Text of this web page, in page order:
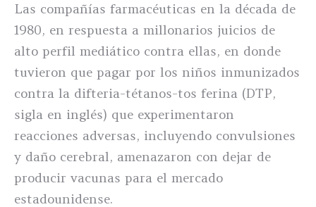
Las compañías farmacéuticas en la década de
1980, en respuesta a millonarios juicios de
alto perfil mediático contra ellas, en donde
tuvieron que pagar por los niños inmunizados
contra la difteria-tétanos-tos ferina (DTP,
sigla en inglés) que experimentaron
reacciones adversas, incluyendo convulsiones
y daño cerebral, amenazaron con dejar de
producir vacunas para el mercado
estadounidense.